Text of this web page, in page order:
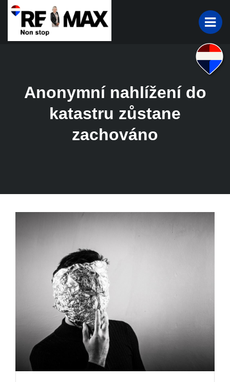
Anonymní nahlížení do
katastru zůstane
zachováno